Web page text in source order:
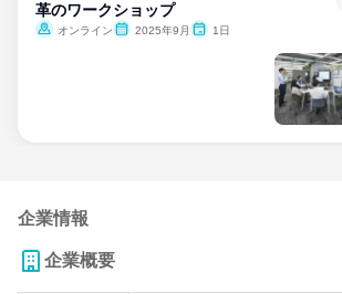
革のワークショップ
オンライン 2025年9月 1日
企業情報
企業概要